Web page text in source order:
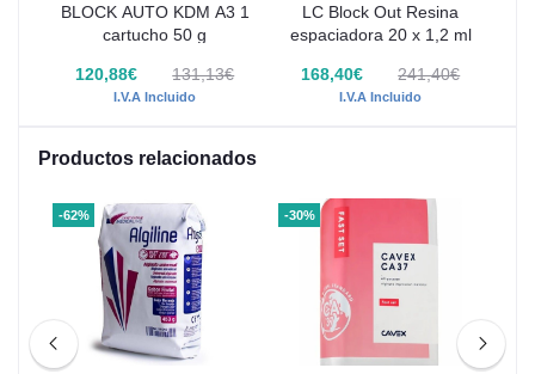
BLOCK AUTO KDM A3 1
cartucho 50 g
120,88€ 131,13€
I.V.A Incluido
LC Block Out Resina
espaciadora 20 x 1,2 ml
168,40€ 241,40€
I.V.A Incluido
Productos relacionados
-62% -30%